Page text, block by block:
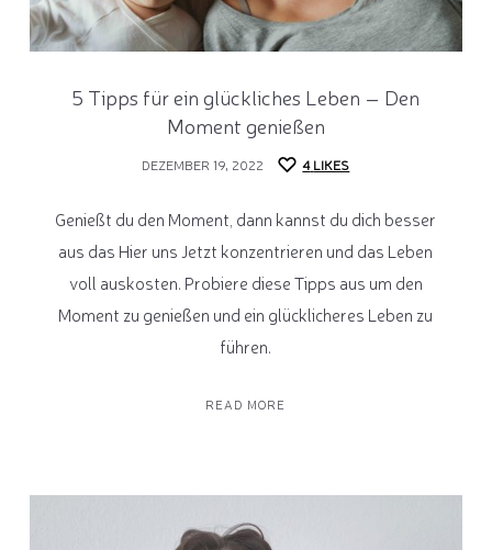
5 Tipps für ein glückliches Leben – Den
Moment genießen
DEZEMBER 19, 2022 4 LIKES
Genießt du den Moment, dann kannst du dich besser
aus das Hier uns Jetzt konzentrieren und das Leben
voll auskosten. Probiere diese Tipps aus um den
Moment zu genießen und ein glücklicheres Leben zu
führen.
READ MORE